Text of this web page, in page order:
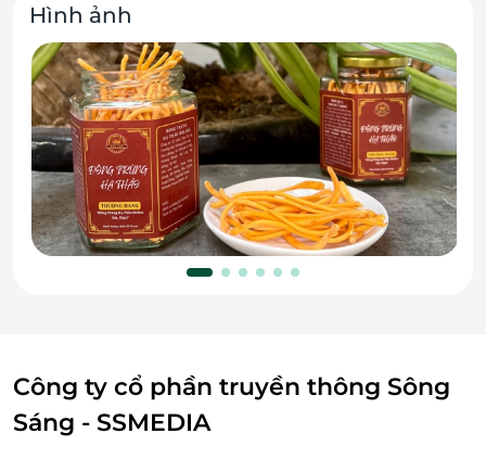
Hình ảnh
Công ty cổ phần truyền thông Sông
Sáng - SSMEDIA